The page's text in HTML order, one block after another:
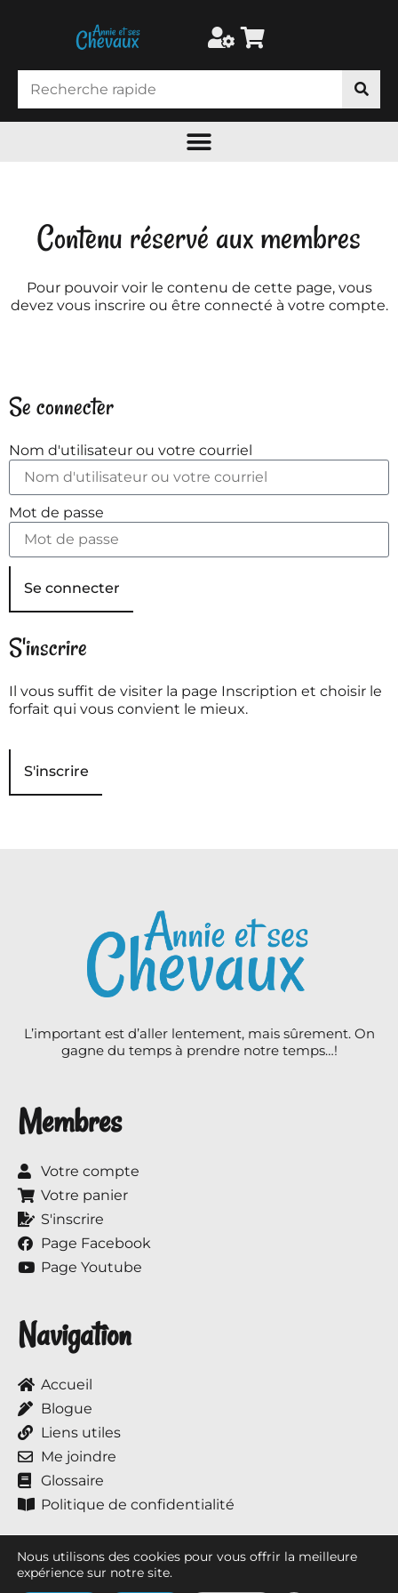
Contenu réservé aux membres
Pour pouvoir voir le contenu de cette page, vous
devez vous inscrire ou être connecté à votre compte.
Se connecter
Nom d'utilisateur ou votre courriel
Mot de passe
Se connecter
S'inscrire
Il vous suffit de visiter la page Inscription et choisir le
forfait qui vous convient le mieux.
S'inscrire
L’important est d’aller lentement, mais sûrement. On
gagne du temps à prendre notre temps…!
Membres
Votre compte
Votre panier
S'inscrire
Page Facebook
Page Youtube
Navigation
Accueil
Blogue
Liens utiles
Me joindre
Glossaire
Politique de confidentialité
Nous utilisons des cookies pour vous offrir la meilleure
expérience sur notre site.